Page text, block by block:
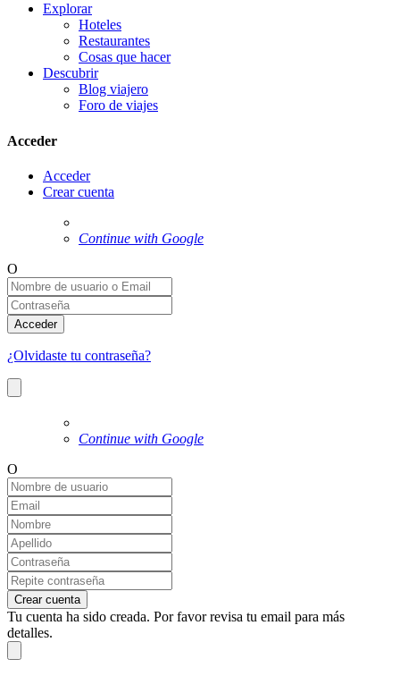
Explorar
Hoteles
Restaurantes
Cosas que hacer
Descubrir
Blog viajero
Foro de viajes
Acceder
Acceder
Crear cuenta
Continue with Google
O
Acceder
¿Olvidaste tu contraseña?
Continue with Google
O
Crear cuenta
Tu cuenta ha sido creada. Por favor revisa tu email para más
detalles.